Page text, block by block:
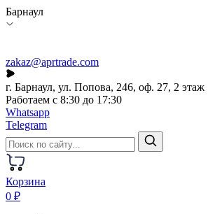
Барнаул
zakaz@aprtrade.com
г. Барнаул, ул. Попова, 246, оф. 27, 2 этаж
Работаем с 8:30 до 17:30
Whatsapp
Telegram
Корзина
0 ₽